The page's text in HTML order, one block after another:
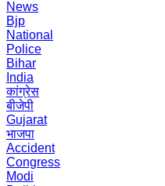
News
Bjp
National
Police
Bihar
India
कांग्रेस
बीजेपी
Gujarat
भाजपा
Accident
Congress
Modi